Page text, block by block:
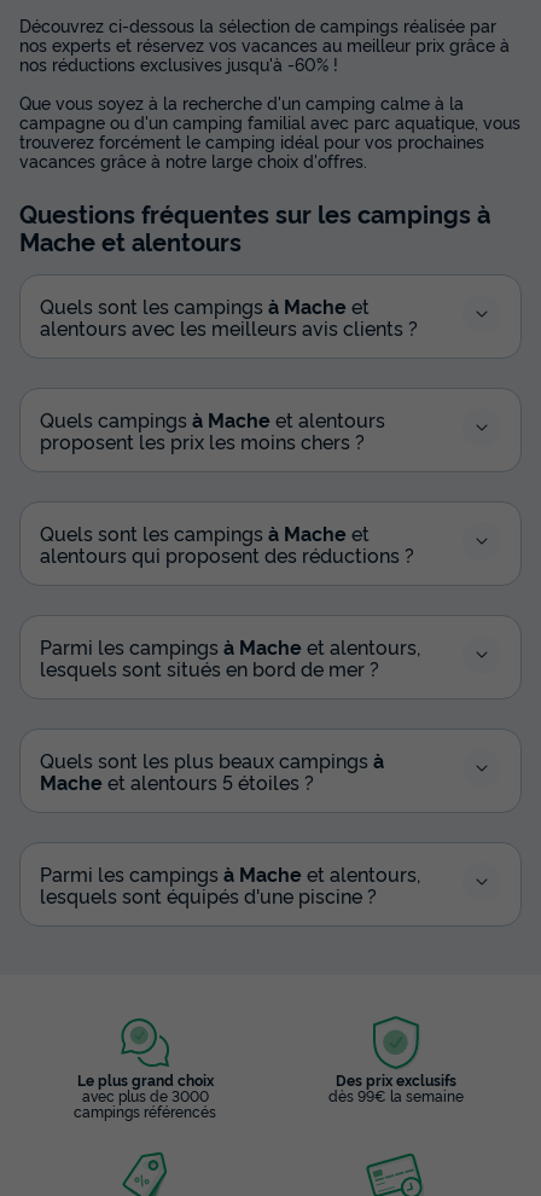
Découvrez ci-dessous la sélection de campings réalisée par
nos experts et réservez vos vacances au meilleur prix grâce à
nos réductions exclusives jusqu'à -60% !
Que vous soyez à la recherche d'un camping calme à la
campagne ou d'un camping familial avec parc aquatique, vous
trouverez forcément le camping idéal pour vos prochaines
vacances grâce à notre large choix d'offres.
Questions fréquentes sur les campings à
Macheet alentours
Quels sont les campings à Mache et
alentours avec les meilleurs avis clients ?
Quels campings à Mache et alentours
proposent les prix les moins chers ?
Quels sont les campings à Mache et
alentours qui proposent des réductions ?
Parmi les campings à Mache et alentours,
lesquels sont situés en bord de mer ?
Quels sont les plus beaux campings à
Mache et alentours 5 étoiles ?
Parmi les campings à Mache et alentours,
lesquels sont équipés d'une piscine ?
Le plus grand choix
avec plus de 3000
campings référencés
Des prix exclusifs
dès 99€ la semaine